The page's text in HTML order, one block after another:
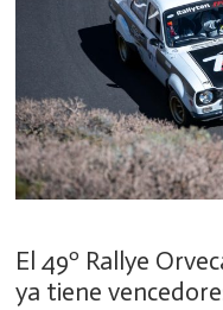
El 49º Rallye
ya tiene